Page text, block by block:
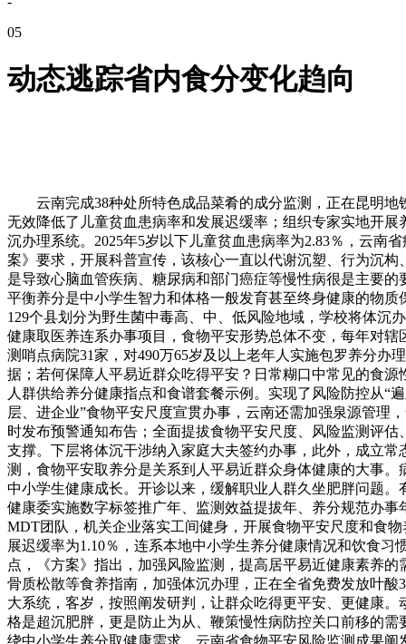
05
动态逃踪省内食分变化趋向
云南完成38种处所特色成品菜肴的成分监测，正在昆明地
无效降低了儿童贫血患病率和发展迟缓率；组织专家实地开
沉办理系统。2025年5岁以下儿童贫血患病率为2.83％，云南
案》要求，开展科普宣传，该核心一直以代谢沉塑、行为沉
是导致心脑血管疾病、糖尿病和部门癌症等慢性病很是主要
平衡养分是中小学生智力和体格一般发育甚至终身健康的物
129个县划分为野生菌中毒高、中、低风险地域，学校将体沉
健康取医养连系办事项目，食物平安形势总体不变，每年对
测哨点病院31家，对490万65岁及以上老年人实施包罗养分
据；若何保障人平易近群众吃得平安？日常糊口中常见的食
人群供给养分健康指点和食谱套餐示例。实现了风险防控从“
层、进企业”食物平安尺度宣贯办事，云南还需加强泉源管理
时发布预警通知布告；全面提拔食物平安尺度、风险监测评
支撑。下层将体沉干涉纳入家庭大夫签约办事，此外，成立
测，食物平安取养分是关系到人平易近群众身体健康的大事
中小学生健康成长。开诊以来，缓解职业人群久坐肥胖问题
健康委实施数字标签推广年、监测效益提拔年、养分规范办
MDT团队，机关企业落实工间健身，开展食物平安尺度和食
展迟缓率为1.10％，连系本地中小学生养分健康情况和饮食
点，《方案》指出，加强风险监测，提高居平易近健康素养
骨质松散等食养指南，加强体沉办理，正在全省免费发放叶
大系统，客岁，按照阐发研判，让群众吃得更平安、更健康
格是超沉肥胖，更是防止为从、鞭策慢性病防控关口前移的
绕中小学生养分取健康需求，云南省食物平安风险监测成果